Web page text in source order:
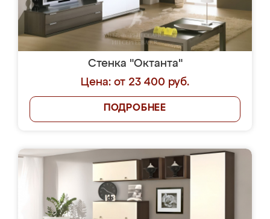
Стенка "Октанта"
Цена: от 23 400 руб.
ПОДРОБНЕЕ